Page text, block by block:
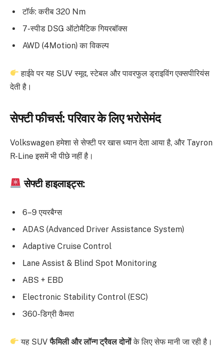
टॉर्क: करीब 320 Nm
7-स्पीड DSG ऑटोमैटिक गियरबॉक्स
AWD (4Motion) का विकल्प
हाईवे पर यह SUV स्मूद, स्टेबल और पावरफुल ड्राइविंग एक्सपीरियंस
देती है।
सेफ्टी फीचर्स: परिवार के लिए भरोसेमंद
Volkswagen हमेशा से सेफ्टी पर खास ध्यान देता आया है, और Tayron
R-Line इसमें भी पीछे नहीं है।
सेफ्टी हाइलाइट्स:
6–9 एयरबैग्स
ADAS (Advanced Driver Assistance System)
Adaptive Cruise Control
Lane Assist & Blind Spot Monitoring
ABS + EBD
Electronic Stability Control (ESC)
360-डिग्री कैमरा
यह SUVफैमिली और लॉन्ग ट्रैवल दोनोंके लिए सेफ मानी जा रही है।